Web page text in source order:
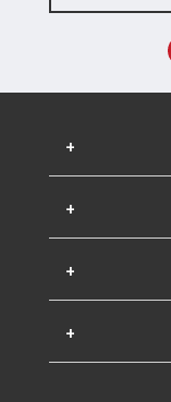
+
+
+
+